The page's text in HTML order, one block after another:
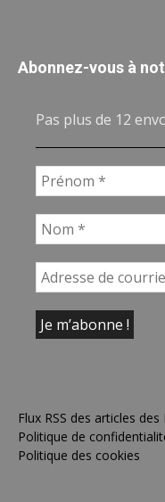
Abonnez-vous à
Pas plus de 12
Flux RSS des articles des
Politique de
Politique des cookies